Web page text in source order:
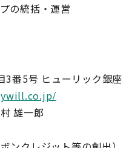
の統括・運営
番5号 ヒューリック銀
雄一郎